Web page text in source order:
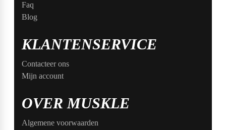
Faq
Blog
KLANTENSERVICE
Contacteer ons
Mijn account
OVER MUSKLE
Algemene voorwaarden